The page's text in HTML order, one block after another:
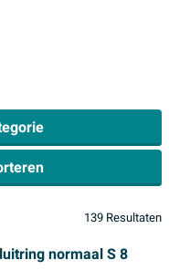
139 Resultaten
normaal S 8